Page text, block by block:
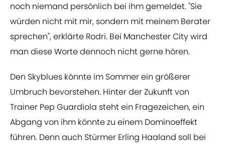
noch niemand persönlich bei ihm gemeldet. "Sie
würden nicht mit mir, sondern mit meinem Berater
sprechen", erklärte Rodri. Bei Manchester City wird
man diese Worte dennoch nicht gerne hören.
Den Skyblues könnte im Sommer ein größerer
Umbruch bevorstehen. Hinter der Zukunft von
Trainer Pep Guardiola steht ein Fragezeichen, ein
Abgang von ihm könnte zu einem Dominoeffekt
führen. Denn auch Stürmer Erling Haaland soll bei